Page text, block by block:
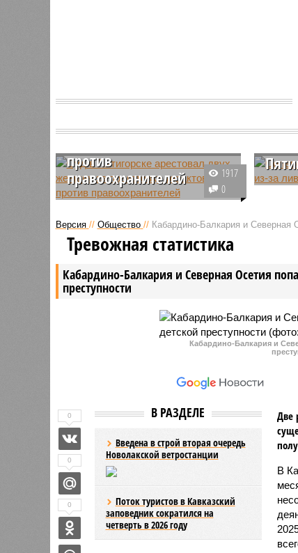
Суд в Пятигорске
арестовал двух женщин
против
правоохранителей
В Пятигорске по решению суда
женщины, подозреваемые в
подготовке двойного теракта
против сотрудников
правоохранительных органов.
1917
0
На
Версия // Общество // Кабардино-Балкария и Северная
Кабардино-Балкария и Северная Осетия
преступности
Тревожная статистика
Кабардино-Балкария и
В РАЗДЕЛЕ
Введена в строй вторая очередь
Новолакской ветростанции
Поток туристов в Кавказский
заповедник сократился на
четверть в 2026 году
Две
В
0
0
0